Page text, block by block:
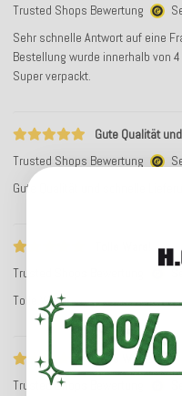
Trusted Shops Bewertung
Sehr schnelle Antwort auf eine
Bestellung wurde innerhalb von
Super verpackt.
Gute Qualität
Trusted Shops Bewertung
Gute Qualität und schnelle
Trusted Shops Bewertung
Tolle Ware!
Tolle Ware!
Trusted Shops Bewertung